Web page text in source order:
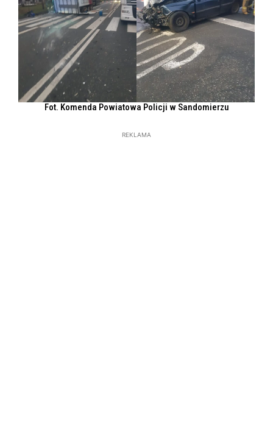
Fot. Komenda Powiatowa Policji w Sandomierzu
REKLAMA